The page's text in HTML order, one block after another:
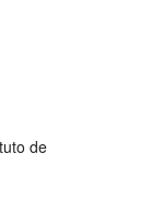
de